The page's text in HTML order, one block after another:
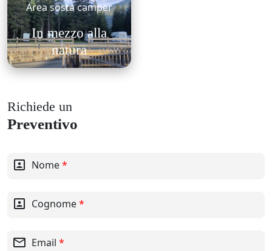
Area sosta camper
In mezzo alla
natura
Richiede un
Preventivo
Nome*
portrait
Cognome*
portrait
Email *
mail_outline